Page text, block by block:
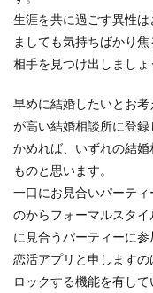
生涯を共に過ごす異性
ましても気持ちばかり
相手を見つけ出しましょ
早めに結婚したいとお
が高い結婚相談所に登
かめれば、いずれの結
ものと思います。
一口にお見合いパーテ
のからフォーマルスタ
に見合うパーティーに参
恋活アプリと申します
ロックする機能を有し